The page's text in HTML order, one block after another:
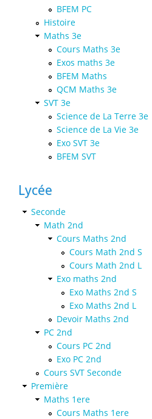
BFEM PC
Histoire
Maths 3e
Cours Maths 3e
Exos maths 3e
BFEM Maths
QCM Maths 3e
SVT 3e
Science de La Terre 3e
Science de La Vie 3e
Exo SVT 3e
BFEM SVT
Lycée
Seconde
Math 2nd
Cours Maths 2nd
Cours Math 2nd S
Cours Math 2nd L
Exo maths 2nd
Exo Maths 2nd S
Exo Maths 2nd L
Devoir Maths 2nd
PC 2nd
Cours PC 2nd
Exo PC 2nd
Cours SVT Seconde
Première
Maths 1ere
Cours Maths 1ere